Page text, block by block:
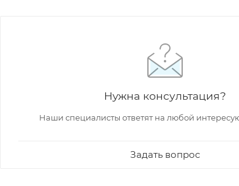
Нужна консультация?
Наши специалисты ответят на любой
Задать вопрос